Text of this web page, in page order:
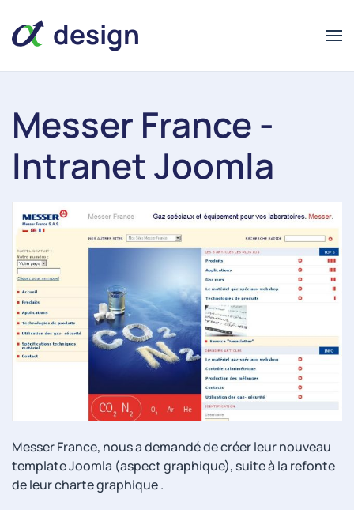
alpha
design
alpha
design
Messer France -
Intranet Joomla
Messer France, nous a demandé de créer leur nouveau
template Joomla (aspect graphique), suite à la refonte
de leur charte graphique .